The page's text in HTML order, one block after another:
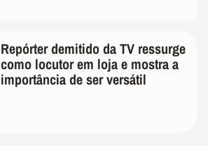
Repórter demitido da TV ressurge
como locutor em loja e mostra a
importância de ser versátil